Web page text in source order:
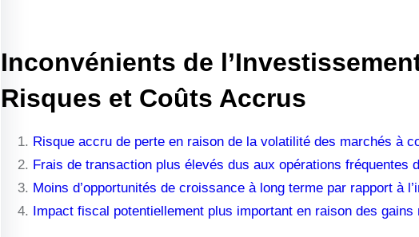
Inconvénients de
Risques et Coûts Accrus
Risque accru de perte en raison de la volatilité des marchés à
Frais de transaction plus élevés dus aux opérations fréquentes
Moins d’opportunités de croissance à long terme par rapport à
Impact fiscal potentiellement plus important en raison des